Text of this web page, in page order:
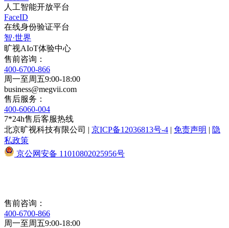
人工智能开放平台
FaceID
在线身份验证平台
智·世界
旷视AIoT体验中心
售前咨询：
400-6700-866
周一至周五9:00-18:00
business@megvii.com
售后服务：
400-6060-004
7*24h售后客服热线
北京旷视科技有限公司 | 京ICP备12036813号-4 | 免责声明 | 隐
私政策
京公网安备 11010802025956号
售前咨询：
400-6700-866
周一至周五9:00-18:00